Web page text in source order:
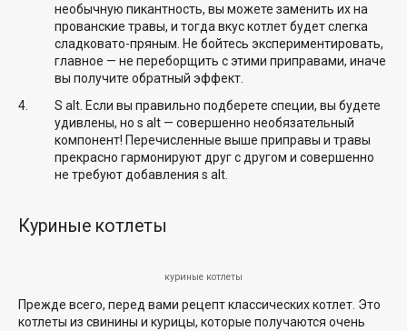
необычную пикантность, вы можете заменить их на
прованские травы, и тогда вкус котлет будет слегка
сладковато-пряным. Не бойтесь экспериментировать,
главное — не переборщить с этими приправами, иначе
вы получите обратный эффект.
S alt. Если вы правильно подберете специи, вы будете
удивлены, но s alt — совершенно необязательный
компонент! Перечисленные выше приправы и травы
прекрасно гармонируют друг с другом и совершенно
не требуют добавления s alt.
Куриные котлеты
куриные котлеты
Прежде всего, перед вами рецепт классических котлет. Это
котлеты из свинины и курицы, которые получаются очень